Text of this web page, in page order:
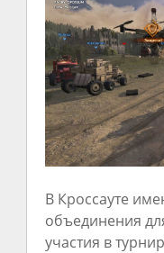
В Кроссауте
объединения
участия в